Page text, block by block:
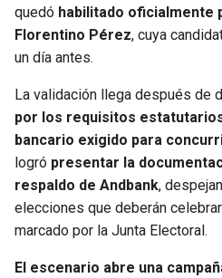
FALCONS
SAINTS
BUCCANEERS
TRAIL BLAZERS
quedó habilitado oficialmente
Florentino Pérez, cuya
un día antes.
La validación llega después de
por los requisitos
bancario exigido para
logró presentar la
respaldo de Andbank,
elecciones que deberán
marcado por la Junta Electoral.
El escenario abre una